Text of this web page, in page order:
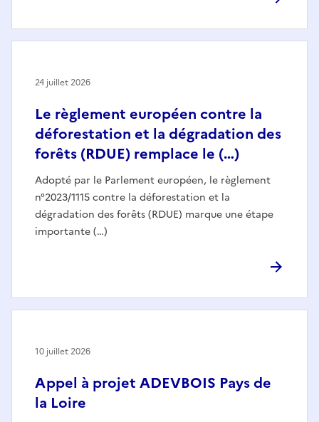
Le règlement européen contre la
déforestation et la dégradation des
forêts (RDUE) remplace le (…)
Adopté par le Parlement européen, le règlement
n°2023/1115 contre la déforestation et la
dégradation des forêts (RDUE) marque une étape
importante (…)
24 juillet 2026
Appel à projet ADEVBOIS Pays de
la Loire
10 juillet 2026